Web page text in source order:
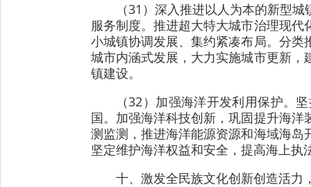
（31）深入推进以人为本的新型
服务制度。推进超大特大城市治理现
小城镇协调发展、集约紧凑布局。分
城市内涵式发展，大力实施城市更新
镇建设。
（32）加强海洋开发利用保护。
国。加强海洋科技创新，巩固提升海
测监测，推进海洋能源资源和海域海
坚定维护海洋权益和安全，提高海上执
十、激发全民族文化创新创造活力